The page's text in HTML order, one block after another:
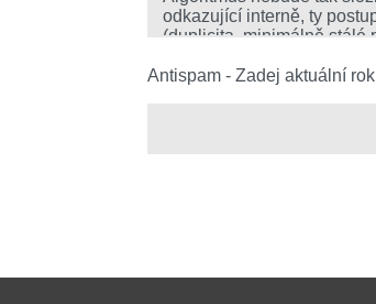
Antispam - Zadej aktuální rok